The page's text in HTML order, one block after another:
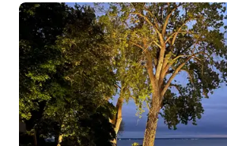
Legacy" et "Friday the 13th", ce refuge
salles de bain offre un mélange parfait
de confort moderne. L'espace Situé sur neuf acres historiques
de l'homestead original Cheney, cette
comprend : Cabane